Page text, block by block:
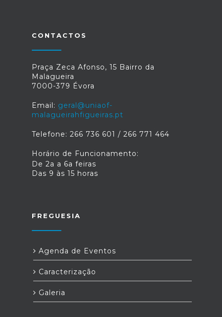
CONTACTOS
Praça Zeca Afonso, 15 Bairro da
Malagueira
7000-379 Évora
Email: geral@uniaof-
malagueirahfigueiras.pt
Telefone: 266 736 601 / 266 771 464
Horário de Funcionamento:
De 2a a 6a feiras
Das 9 às 15 horas
FREGUESIA
Agenda de Eventos
Caracterização
Galeria